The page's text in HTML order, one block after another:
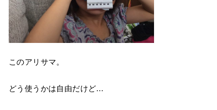
このアリサマ。
どう使うかは自由だけど…